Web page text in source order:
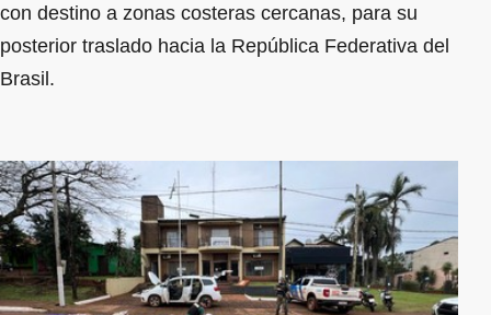
con destino a zonas costeras cercanas, para su
posterior traslado hacia la República Federativa del
Brasil.